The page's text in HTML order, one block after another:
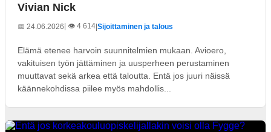
Vivian Nick
📅 24.06.2026| 👁️ 4 614 Sijoittaminen ja talous
Elämä etenee harvoin suunnitelmien mukaan. Avioero,
vakituisen työn jättäminen ja uusperheen perustaminen
muuttavat sekä arkea että taloutta. Entä jos juuri näissä
käännekohdissa piilee myös mahdollis...